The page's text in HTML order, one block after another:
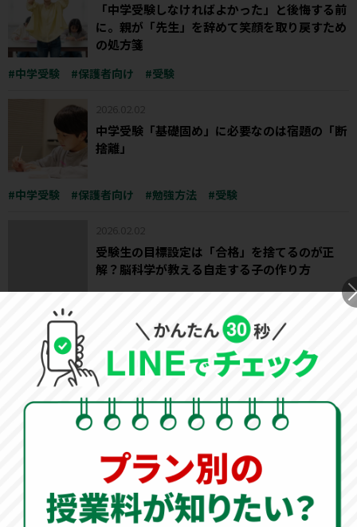
「中学受験しなければよかった」と後悔する前
に。親が「先生」を辞めて笑顔を取り戻すため
の処方箋
中学受験 保護者向け 受験
中学受験「基礎固め」に必要なのは宿題の「断
捨離」
中学受験 保護者向け 勉強方法 受験
受験生の目標設定は「合格」を捨てるのが正
解？脳科学が教える自走する子の作り方
中学受験
2026.01.28
【中学生】「勉強しなさい」はもう不要！受験
生が自ら動く勉強時間スケジュールの作り方
2026.01.28
中学受験の偏差値50は『上位2割』のエリート
層！高校偏差値との違いや志望校選び、55への